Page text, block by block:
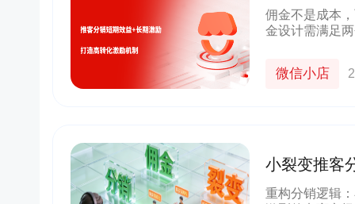
激励，打造
佣金不是成本
金设计需满足
微信小店
小裂变推客
长新范式
重构分销逻辑